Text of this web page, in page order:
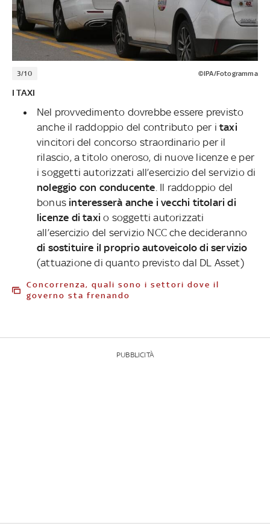
3/10 ©IPA/Fotogramma
I TAXI
Nel provvedimento dovrebbe essere previsto
anche il raddoppio del contributo per i taxi
vincitori del concorso straordinario per il
rilascio, a titolo oneroso, di nuove licenze e per
i soggetti autorizzati all’esercizio del servizio di
noleggio con conducente . Il raddoppio del
bonus interesserà anche i vecchi titolari di
licenze di taxio soggetti autorizzati
all’esercizio del servizio NCC che decideranno
di sostituire il proprio autoveicolo di servizio
(attuazione di quanto previsto dal DL Asset)
Concorrenza, quali sono i settori dove il
governo sta frenando
PUBBLICITÀ